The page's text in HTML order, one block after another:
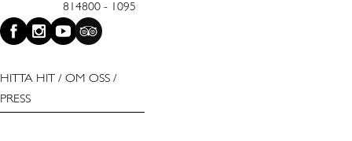
814800 - 1095
HITTA HIT / OM OSS /
PRESS